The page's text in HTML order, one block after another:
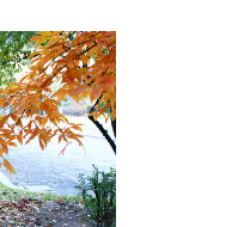
다 서울의
또는 공개
날개짓에
거협동조합
를 맞대고